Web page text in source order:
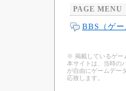
PAGE MENU
BBS（ゲー
※ 掲載しているゲー
本サイトは、当時の
が自由にゲームデー
応致します。